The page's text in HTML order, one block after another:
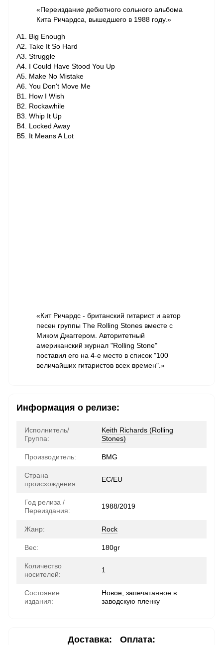
«Переиздание дебютного сольного альбома
Кита Ричардса, вышедшего в 1988 году.»
A1. Big Enough
A2. Take It So Hard
A3. Struggle
A4. I Could Have Stood You Up
A5. Make No Mistake
A6. You Don't Move Me
B1. How I Wish
B2. Rockawhile
B3. Whip It Up
B4. Locked Away
B5. It Means A Lot
«Кит Ричардс - британский гитарист и автор
песен группы The Rolling Stones вместе с
Миком Джаггером. Авторитетный
американский журнал "Rolling Stone"
поставил его на 4-е место в список "100
величайших гитаристов всех времен".»
Информация о релизе:
Исполнитель/
Группа:
Keith Richards (Rolling
Stones)
Производитель: BMG
Страна
происхождения:
ЕС/EU
Год релиза /
Переиздания:
1988/2019
Жанр: Rock
Вес: 180gr
Количество
носителей:
1
Состояние
издания:
Новое, запечатанное в
заводскую пленку
Доставка: Оплата: